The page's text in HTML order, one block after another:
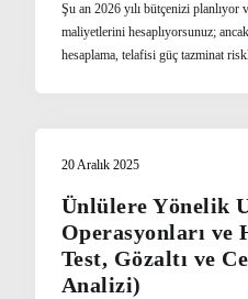
Şu an 2026 yılı bütçenizi
maliyetlerini hesaplıyorsunuz;
hesaplama, telafisi güç tazminat
20 Aralık 2025
Ünlülere Yönelik
Operasyonları ve
Test, Gözaltı ve
Analizi)